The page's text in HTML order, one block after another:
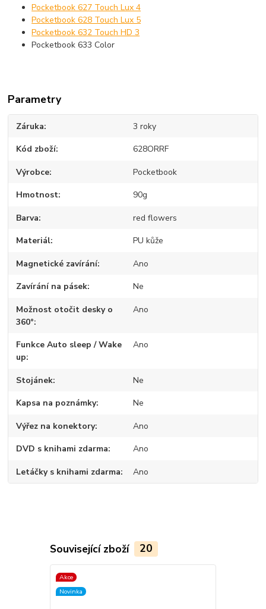
Pocketbook 627 Touch Lux 4
Pocketbook 628 Touch Lux 5
Pocketbook 632 Touch HD 3
Pocketbook 633 Color
Parametry
Záruka 3 roky
Kód zboží 628ORRF
Výrobce Pocketbook
Hmotnost 90g
Barva red flowers
Materiál PU kůže
Magnetické zavírání Ano
Zavírání na pásek Ne
Možnost otočit desky o
360°
Ano
Funkce Auto sleep / Wake
up
Ano
Stojánek Ne
Kapsa na poznámky Ne
Výřez na konektory Ano
DVD s knihami zdarma Ano
Letáčky s knihami zdarma Ano
Související zboží 20
Akce
Novinka